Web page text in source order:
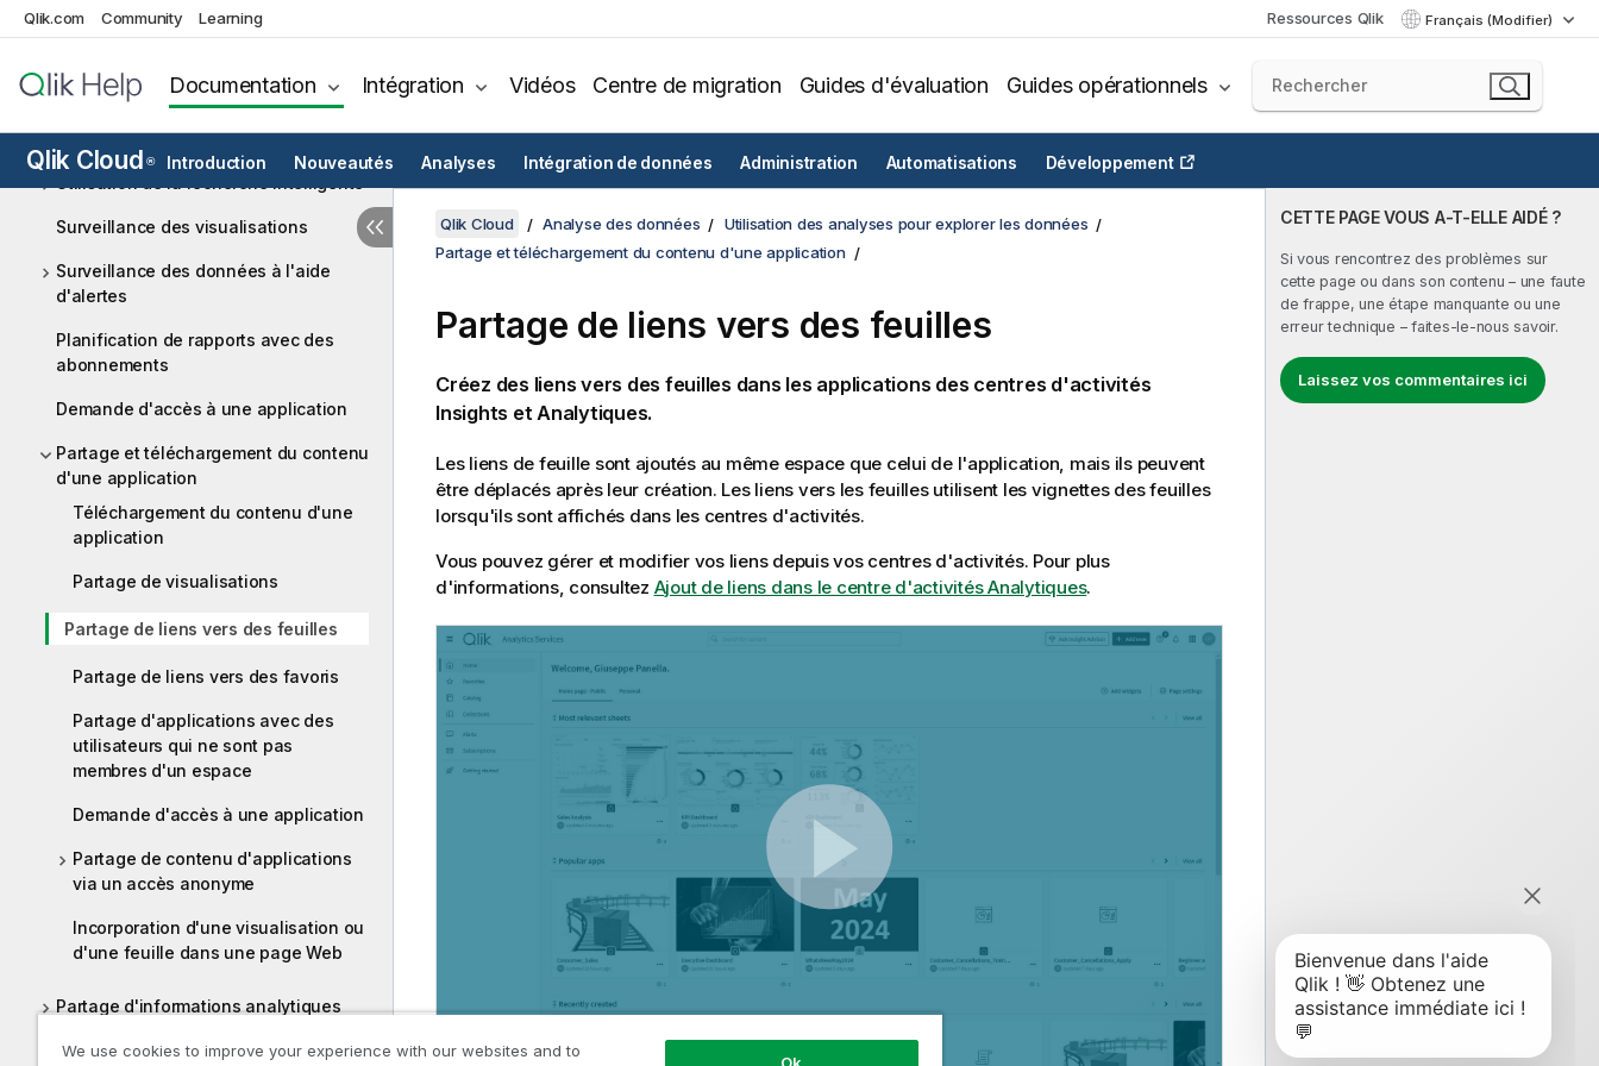
Qlik.com Community Learning Ressources Qlik Français (Modifier)
Documentation Intégration Vidéos Centre de migration Guides d'évaluation Guides opérationnels
Qlik Cloud ® Introduction Nouveautés Analyses Intégration de données Administration Automatisations Développement
Marquage des sélections en tant que
favoris
Création d'applications On-demand à
des fins d'analyse
Surveillance des visualisations
Surveillance des données à l'aide
d'alertes
Planification de rapports avec des
abonnements
Demande d'accès à une application
Partage et téléchargement du contenu
d'une application
Téléchargement du contenu d'une
application
Partage de visualisations
Partage de liens vers des feuilles
Partage de liens vers des favoris
Partage d'applications avec des
utilisateurs qui ne sont pas
membres d'un espace
Demande d'accès à une application
Partage de contenu d'applications
via un accès anonyme
Incorporation d'une visualisation ou
d'une feuille dans une page Web
Partage d'informations analytiques
CETTE PAGE VOUS A-T-ELLE AIDÉ ?
Si vous rencontrez des problèmes sur
cette page ou dans son contenu – une faute
de frappe, une étape manquante ou une
erreur technique – faites-le-nous savoir.
Laissez vos commentaires ici
Qlik Cloud Analyse des données
Utilisation des analyses pour explorer les données
Partage et téléchargement du contenu d'une application
Partage de liens vers des feuilles
Créez des liens vers des feuilles dans les applications des centres d'activités
Insights etAnalytiques.
Les liens de feuille sont ajoutés au même espace que celui de l'application, mais ils peuvent
être déplacés après leur création. Les liens vers les feuilles utilisent les vignettes des feuilles
lorsqu'ils sont affichés dans les centres d'activités.
Vous pouvez gérer et modifier vos liens depuis vos centres d'activités. Pour plus
d'informations, consultez Ajout de liens dans le centre d'activités Analytiques.
We use cookies to improve your experience with our websites and to